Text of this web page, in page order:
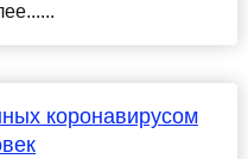
коронавирусом